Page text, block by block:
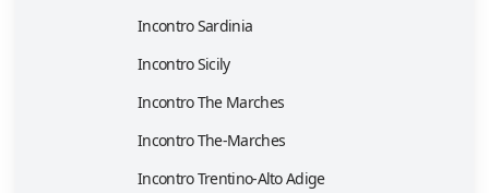
Incontro Sardinia
Incontro Sicily
Incontro The Marches
Incontro The-Marches
Incontro Trentino-Alto Adige